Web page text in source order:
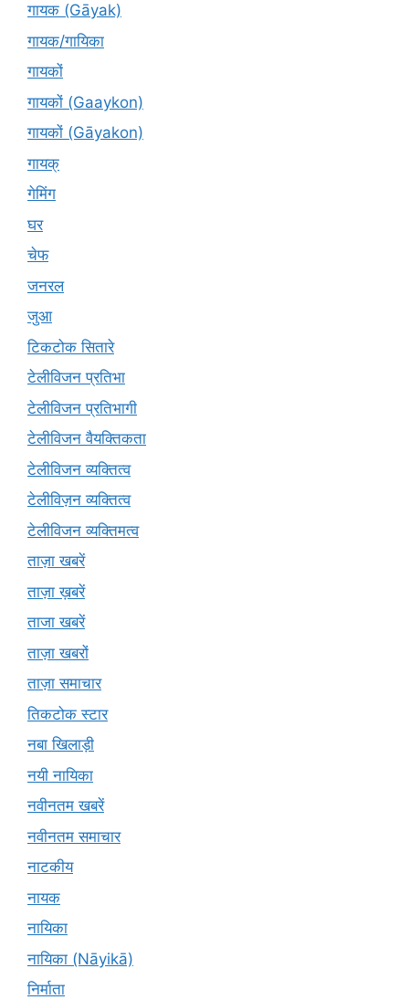
गायक (Gāyak)
गायक/गायिका
गायकों
गायकों (Gaaykon)
गायकों (Gāyakon)
गायक्
गेमिंग
घर
चेफ
जनरल
जुआ
टिकटोक सितारे
टेलीविजन प्रतिभा
टेलीविजन प्रतिभागी
टेलीविजन वैयक्तिकता
टेलीविजन व्यक्तित्व
टेलीविज़न व्यक्तित्व
टेलीविजन व्यक्तिमत्व
ताज़ा खबरें
ताज़ा ख़बरें
ताजा खबरें
ताज़ा खबरों
ताज़ा समाचार
तिकटोक स्टार
नबा खिलाड़ी
नयी नायिका
नवीनतम खबरें
नवीनतम समाचार
नाटकीय
नायक
नायिका
नायिका (Nāyikā)
निर्माता